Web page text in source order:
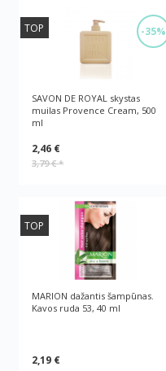
-35%
TOP
SAVON DE ROYAL skystas
muilas Provence Cream, 500
ml
2,46 €
3,79 €*
TOP
MARION dažantis šampūnas.
Kavos ruda 53, 40 ml
2,19 €